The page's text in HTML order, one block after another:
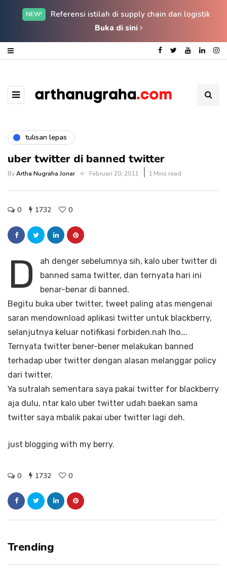
NEW!
Referensi istilah di supply chain dan logistik
Buka di sini
tulisan lepas
uber twitter di banned twitter
ByArtha Nugraha Jonar Februari 20, 2011 1 Mins read
0 1732 0
D
ah denger sebelumnya sih, kalo uber twitter di
banned sama twitter, dan ternyata hari ini
benar-benar di banned.
Begitu buka uber twitter, tweet paling atas mengenai
saran mendownload aplikasi twitter untuk blackberry,
selanjutnya keluar notifikasi forbiden.nah lho….
Ternyata twitter bener-bener melakukan banned
terhadap uber twitter dengan alasan melanggar policy
dari twitter.
Ya sutralah sementara saya pakai twitter for blackberry
aja dulu, ntar kalo uber twitter udah baekan sama
twitter saya mbalik pakai uber twitter lagi deh.
just blogging with my berry.
0 1732 0
Trending